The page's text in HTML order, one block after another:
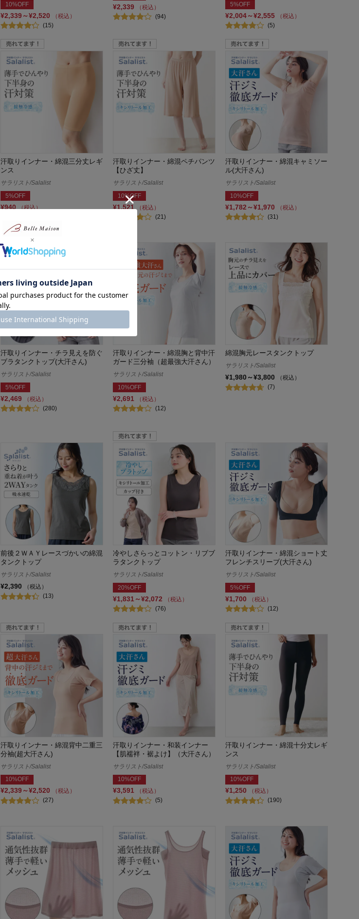
10%OFF
¥2,339～¥2,520
（税込）
(15)
¥2,339
（税込）
(94)
5%OFF
¥2,004～¥2,555
（税込）
(5)
汗取りインナー・綿混三分丈レギ
ンス
サラリスト/Salalist
5%OFF
¥940
（税込）
汗取りインナー・綿混ペチパンツ
【ひざ丈】
サラリスト/Salalist
10%OFF
¥1,521
（税込）
(21)
汗取りインナー・綿混キャミソー
ル(大汗さん)
サラリスト/Salalist
10%OFF
¥1,782～¥1,970
（税込）
(31)
汗取りインナー・チラ見えを防ぐ
ブラタンクトップ(大汗さん)
サラリスト/Salalist
5%OFF
¥2,469
（税込）
(280)
汗取りインナー・綿混胸と背中汗
ガード三分袖（超最強大汗さん）
サラリスト/Salalist
10%OFF
¥2,691
（税込）
(12)
綿混胸元レースタンクトップ
サラリスト/Salalist
¥1,980～¥3,800
（税込）
(7)
前後２ＷＡＹレースづかいの綿混
タンクトップ
サラリスト/Salalist
¥2,390
（税込）
(13)
冷やしさらっとコットン・リブブ
ラタンクトップ
サラリスト/Salalist
20%OFF
¥1,831～¥2,072
（税込）
(76)
汗取りインナー・綿混ショート丈
フレンチスリーブ(大汗さん)
サラリスト/Salalist
5%OFF
¥1,700
（税込）
(12)
汗取りインナー・綿混背中二重三
分袖(超大汗さん)
サラリスト/Salalist
10%OFF
¥2,339～¥2,520
（税込）
(27)
汗取りインナー・和装インナー
【肌襦袢・裾よけ】（大汗さん）
サラリスト/Salalist
10%OFF
¥3,591
（税込）
(5)
汗取りインナー・綿混十分丈レギ
ンス
サラリスト/Salalist
10%OFF
¥1,250
（税込）
(190)